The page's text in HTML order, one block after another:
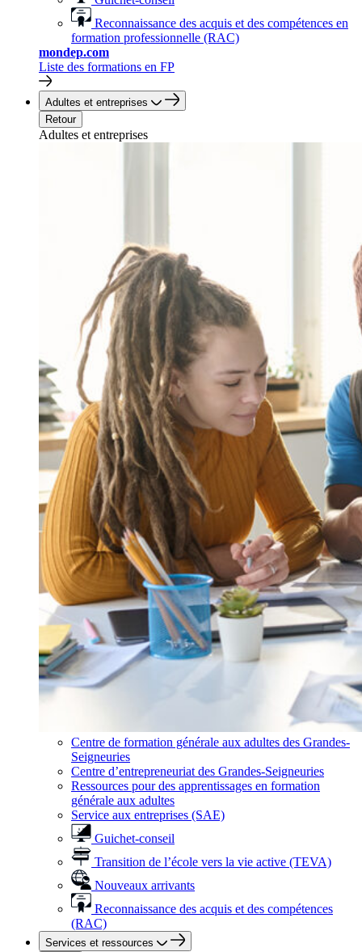
Reconnaissance des acquis et des compétences en
formation professionnelle (RAC)
mondep.com
Liste des formations en FP
Adultes et entreprises
Retour
Adultes et entreprises
Centre de formation générale aux adultes des Grandes-
Seigneuries
Centre d’entrepreneuriat des Grandes-Seigneuries
Ressources pour des apprentissages en formation
générale aux adultes
Service aux entreprises (SAE)
Guichet-conseil
Transition de l’école vers la vie active (TEVA)
Nouveaux arrivants
Reconnaissance des acquis et des compétences
(RAC)
Services et ressources